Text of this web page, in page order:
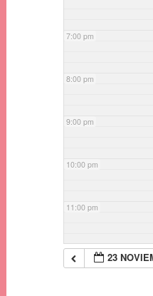
7:00 pm
8:00 pm
9:00 pm
10:00 pm
11:00 pm
23